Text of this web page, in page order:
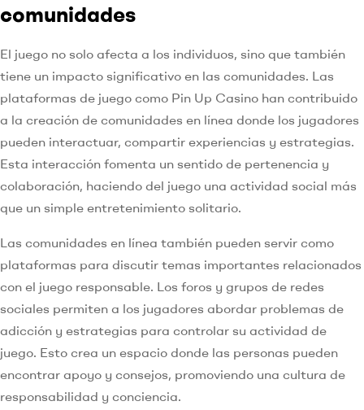
comunidades
El juego no solo afecta a los individuos, sino que también
tiene un impacto significativo en las comunidades. Las
plataformas de juego como Pin Up Casino han contribuido
a la creación de comunidades en línea donde los jugadores
pueden interactuar, compartir experiencias y estrategias.
Esta interacción fomenta un sentido de pertenencia y
colaboración, haciendo del juego una actividad social más
que un simple entretenimiento solitario.
Las comunidades en línea también pueden servir como
plataformas para discutir temas importantes relacionados
con el juego responsable. Los foros y grupos de redes
sociales permiten a los jugadores abordar problemas de
adicción y estrategias para controlar su actividad de
juego. Esto crea un espacio donde las personas pueden
encontrar apoyo y consejos, promoviendo una cultura de
responsabilidad y conciencia.